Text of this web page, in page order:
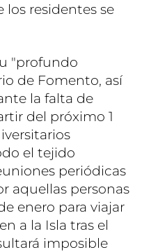
residentes se
"profundo
de Fomento, así
la falta de
del próximo 1
el tejido
periódicas
aquellas personas
enero para viajar
a la Isla tras el
imposible